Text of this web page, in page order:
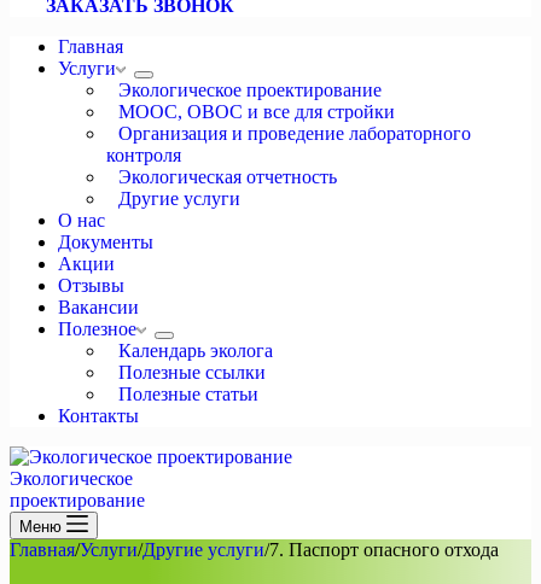
ЗАКАЗАТЬ ЗВОНОК
Главная
Услуги
Экологическое проектирование
МООС, ОВОС и все для стройки
Организация и проведение лабораторного
контроля
Экологическая отчетность
Другие услуги
О нас
Документы
Акции
Отзывы
Вакансии
Полезное
Календарь эколога
Полезные ссылки
Полезные статьи
Контакты
Экологическое
проектирование
Меню
Главная/Услуги/Другие услуги/7. Паспорт опасного отхода